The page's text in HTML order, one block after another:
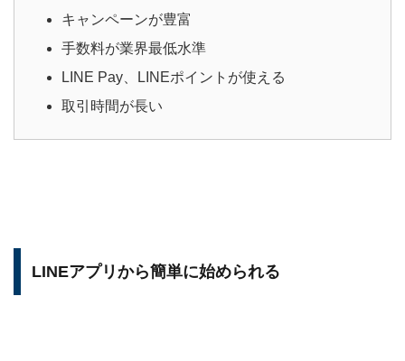
キャンペーンが豊富
手数料が業界最低水準
LINE Pay、LINEポイントが使える
取引時間が長い
LINEアプリから簡単に始められる